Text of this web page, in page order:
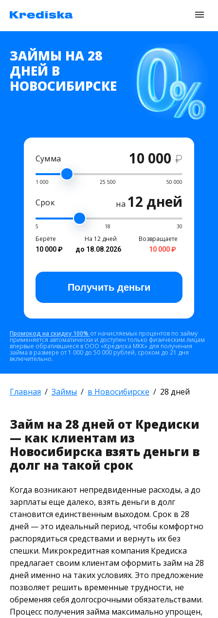
ЗАЙМЫ НА 28
ДНЕЙ В
НОВОСИБИРСКЕ
Сумма 10 000 ₽
1 000 25 500 50 000
Срок на 12 дней
5 18 30
Берёте
10 000 ₽
На 12 дней
до 18.08.2026
Возвращаете
10 000 ₽
Получить деньги
Промокод на скидку 100% от начисляемых процентов по займу
применяется автоматически и доступен только физическим лицам
впервые обратившиеся в ООО «Кредиска МКК» для получения
займа в размере от 1 000 до 50 000 рублей, сроком до 21 дня
включительно.
Главная Займы в Новосибирске 28 дней
Займ на 28 дней от Кредиски
— как клиентам из
Новосибирска взять деньги в
долг на такой срок
Когда возникают непредвиденные расходы, а до
зарплаты еще далеко, взять деньги в долг
становится единственным выходом. Срок в 28
дней — это идеальный период, чтобы комфортно
распорядиться средствами и вернуть их без
спешки. Микрокредитная компания Кредиска
предлагает своим клиентам оформить займ на 28
дней именно на таких условиях. Это предложение
позволяет решить временные трудности, не
обременяя себя долгосрочными обязательствами.
Процесс получения займа максимально упрощен,